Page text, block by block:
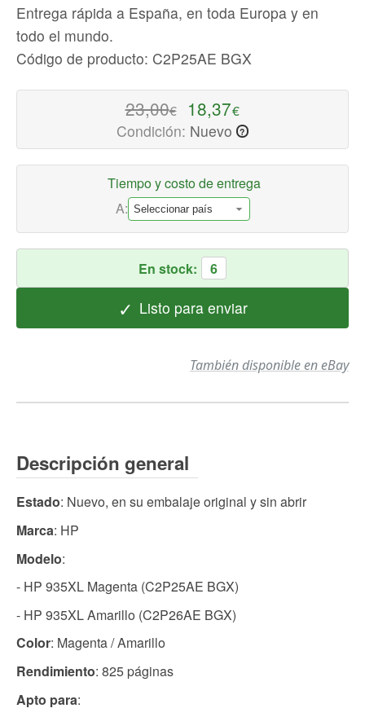
-
Alta
calidad
el
Entrega rápida a España, en toda Europa y en
todo el mundo.
Código de producto: C2P25AE BGX
23,00€ 18,37€
Condición: Nuevo ?
Tiempo y costo de entrega
A:
En stock: 6
✓ Listo para enviar
También disponible en eBay
Descripción general
Estado: Nuevo, en su embalaje original y sin abrir
Marca: HP
Modelo:
- HP 935XL Magenta (C2P25AE BGX)
- HP 935XL Amarillo (C2P26AE BGX)
Color: Magenta / Amarillo
Rendimiento: 825 páginas
Apto para: